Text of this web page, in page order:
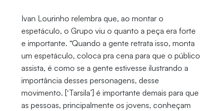
Ivan Lourinho relembra que, ao montar o
espetáculo, o Grupo viu o quanto a peça era forte
e importante. “Quando a gente retrata isso, monta
um espetáculo, coloca pra cena para que o público
assista, é como se a gente estivesse ilustrando a
importância desses personagens, desse
movimento. [‘Tarsila’] é importante demais para que
as pessoas, principalmente os jovens, conheçam